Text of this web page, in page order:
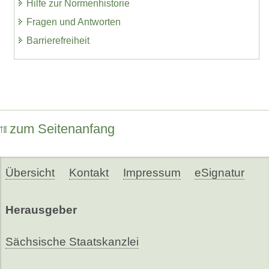
Hilfe zur Normenhistorie
Fragen und Antworten
Barrierefreiheit
zum Seitenanfang
Übersicht Kontakt Impressum eSignatur
Herausgeber
Sächsische Staatskanzlei